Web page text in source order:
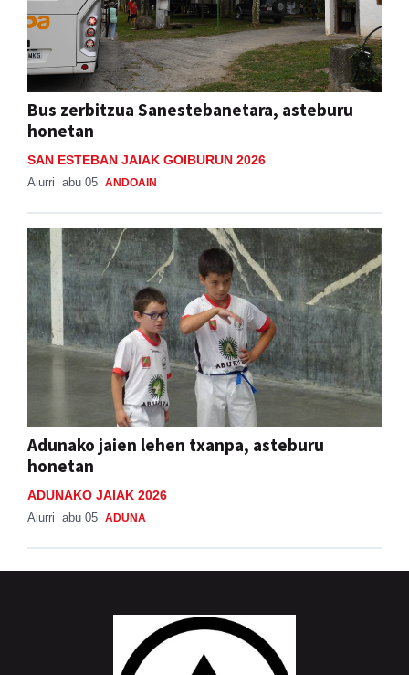
Bus zerbitzua Sanestebanetara, asteburu
honetan
SAN ESTEBAN JAIAK GOIBURUN 2026
Aiurri abu 05 ANDOAIN
Adunako jaien lehen txanpa, asteburu
honetan
ADUNAKO JAIAK 2026
Aiurri abu 05 ADUNA